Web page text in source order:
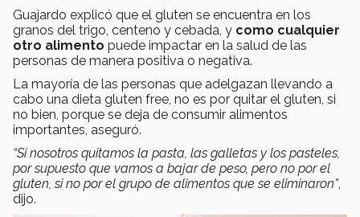
Guajardo explicó que el gluten se encuentra en los
granos del trigo, centeno y cebada, y como cualquier
otro alimento puede impactar en la salud de las
personas de manera positiva o negativa.
La mayoría de las personas que adelgazan llevando a
cabo una dieta gluten free, no es por quitar el gluten, si
no bien, porque se deja de consumir alimentos
importantes, aseguró.
“Si nosotros quitamos la pasta, las galletas y los pasteles,
por supuesto que vamos a bajar de peso, pero no por el
gluten, si no por el grupo de alimentos que se eliminaron”,
dijo.